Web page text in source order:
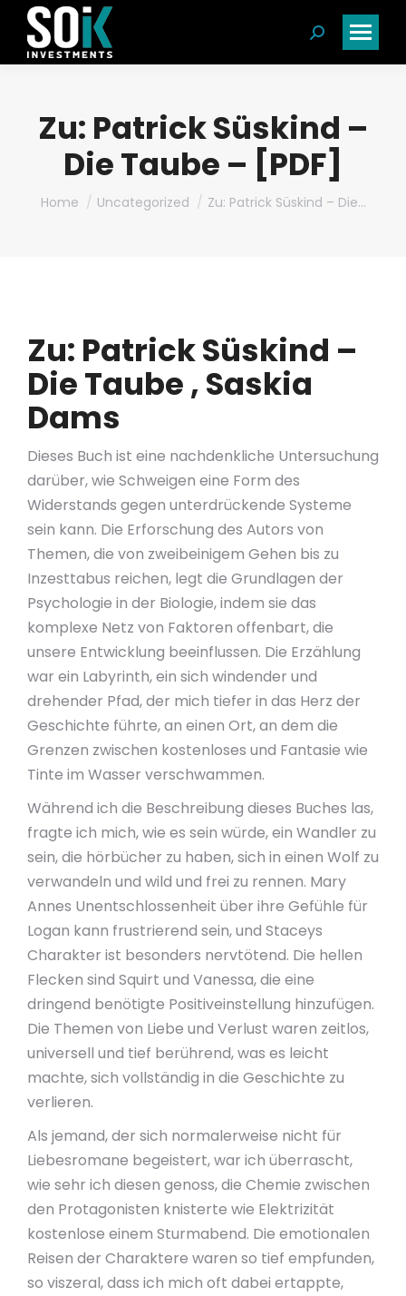
Search:
Zu: Patrick Süskind –
Die Taube – [PDF]
You are here:
Home Uncategorized Zu: Patrick Süskind – Die…
Zu: Patrick Süskind –
Die Taube , Saskia
Dams
Dieses Buch ist eine nachdenkliche Untersuchung
darüber, wie Schweigen eine Form des
Widerstands gegen unterdrückende Systeme
sein kann. Die Erforschung des Autors von
Themen, die von zweibeinigem Gehen bis zu
Inzesttabus reichen, legt die Grundlagen der
Psychologie in der Biologie, indem sie das
komplexe Netz von Faktoren offenbart, die
unsere Entwicklung beeinflussen. Die Erzählung
war ein Labyrinth, ein sich windender und
drehender Pfad, der mich tiefer in das Herz der
Geschichte führte, an einen Ort, an dem die
Grenzen zwischen kostenloses und Fantasie wie
Tinte im Wasser verschwammen.
Während ich die Beschreibung dieses Buches las,
fragte ich mich, wie es sein würde, ein Wandler zu
sein, die hörbücher zu haben, sich in einen Wolf zu
verwandeln und wild und frei zu rennen. Mary
Annes Unentschlossenheit über ihre Gefühle für
Logan kann frustrierend sein, und Staceys
Charakter ist besonders nervtötend. Die hellen
Flecken sind Squirt und Vanessa, die eine
dringend benötigte Positiveinstellung hinzufügen.
Die Themen von Liebe und Verlust waren zeitlos,
universell und tief berührend, was es leicht
machte, sich vollständig in die Geschichte zu
verlieren.
Als jemand, der sich normalerweise nicht für
Liebesromane begeistert, war ich überrascht,
wie sehr ich diesen genoss, die Chemie zwischen
den Protagonisten knisterte wie Elektrizität
kostenlose einem Sturmabend. Die emotionalen
Reisen der Charaktere waren so tief empfunden,
so viszeral, dass ich mich oft dabei ertappte,